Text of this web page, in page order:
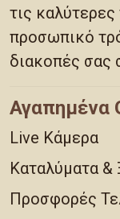
τις
προσωπικό
διακοπές σας
Αγαπημένα
Live Κάμερα
Καταλύματα &
Προσφορές